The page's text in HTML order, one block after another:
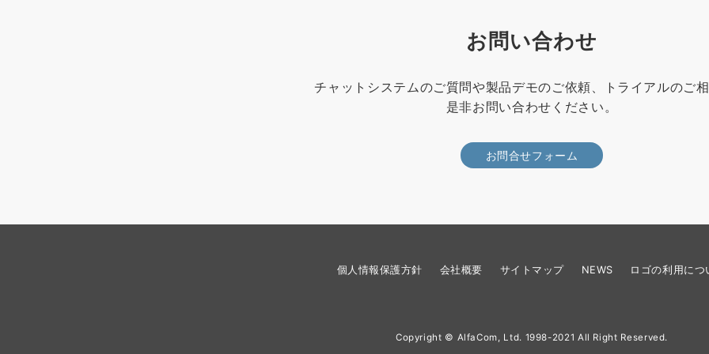
お問い合わせ
チャットシステムのご質問や製品デモのご依頼、トライアルのご
是非お問い合わせください。
お問合せフォーム
個人情報保護方針 会社概要 サイトマップ NEWS ロゴの利用につ
Copyright © AlfaCom, Ltd. 1998-2021 All Right Reserved.